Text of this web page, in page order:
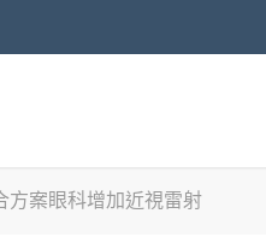
方案眼科增加近視雷射